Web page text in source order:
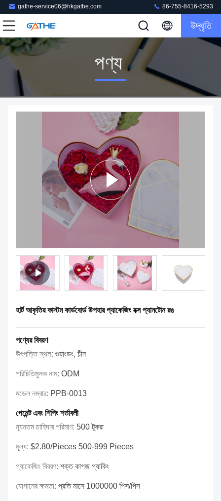
gathe-service06@hkgathe.com 86-755-8416-5293
উদ্ধৃতি
পণ্য
হার্ট আকৃতির কাস্টম কার্ডবোর্ড উপহার প্যাকেজিং বক্স প্যানটোন রঙ
পণ্যের বিবরণ
উৎপত্তি স্থল: গুয়াংডং, চীন
পরিচিতিমুলক নাম: ODM
মডেল নম্বার: PPB-0013
পেমেন্ট এবং শিপিং শর্তাবলী
ন্যূনতম চাহিদার পরিমাণ: 500 টুকরা
মূল্য: $2.80/pieces 500-999 Pieces
প্যাকেজিং বিবরণ: শক্ত কাগজ প্যাকিং
যোগানের ক্ষমতা: প্রতি মাসে 1000000 পিস/পিস